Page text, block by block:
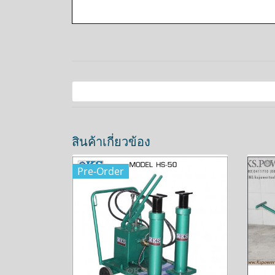
สินค้าเกี่ยวข้อง
Pre-Order